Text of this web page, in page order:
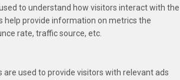
to understand how visitors interact with the
help provide information on metrics the
rate, traffic source, etc.
used to provide visitors with relevant ads